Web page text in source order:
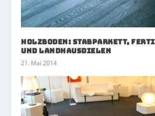
Holzboden: Stabparkett,
und Landhausdielen
21. Mai 2014